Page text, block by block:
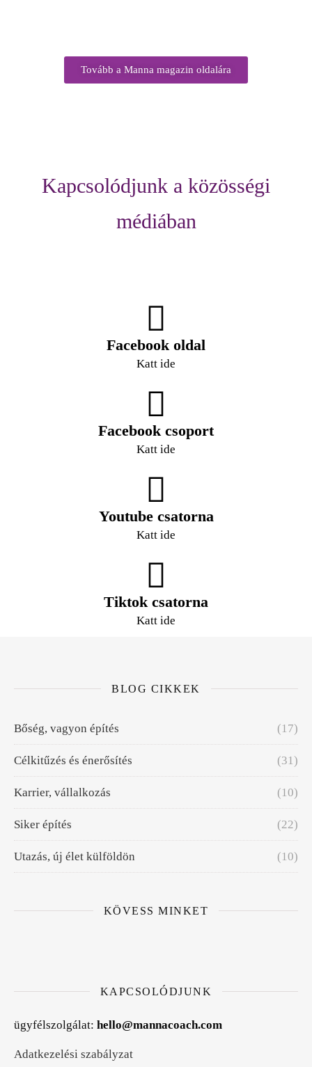
Tovább a Manna magazin oldalára
Kapcsolódjunk a közösségi
médiában
Facebook oldal
Katt ide
Facebook csoport
Katt ide
Youtube csatorna
Katt ide
Tiktok csatorna
Katt ide
BLOG CIKKEK
Bőség, vagyon építés (17)
Célkitűzés és énerősítés (31)
Karrier, vállalkozás (10)
Siker építés (22)
Utazás, új élet külföldön (10)
KÖVESS MINKET
KAPCSOLÓDJUNK
ügyfélszolgálat: hello@mannacoach.com
Adatkezelési szabályzat